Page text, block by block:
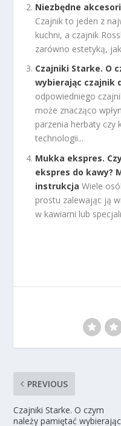
Niezbędne
Czajnik to jeden z
kuchni, a czajnik
zarówno estetyką,
Czajniki Starke. O
wybierając czajnik
odpowiedniego
może znacząco
parzenia herbaty czy
technologii...
Mukka ekspres.
ekspres do kawy?
instrukcja Wiele
prostu zalewając ją
w kawiarni lub
PREVIOUS
Czajniki Starke. O czym
należy pamiętać wybierając